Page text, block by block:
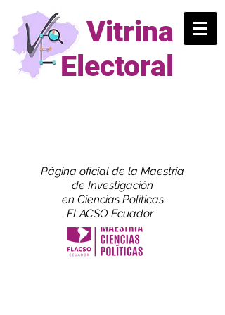
Vitrina
Electoral
Página oficial de la Maestría
de Investigación
en Ciencias Políticas
FLACSO Ecuador